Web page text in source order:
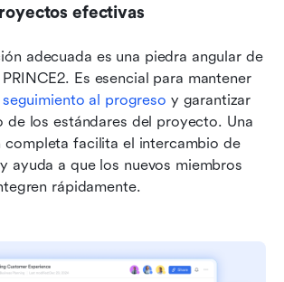
efectivas
adecuada es una piedra angular de
Es esencial para mantener
al progreso y garantizar
de los estándares del proyecto. Una
completa facilita el intercambio de
ayuda a que los nuevos miembros
rápidamente.